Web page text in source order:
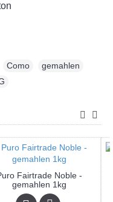
Como gemahlen
Fairtrade Noble -
gemahlen 1kg